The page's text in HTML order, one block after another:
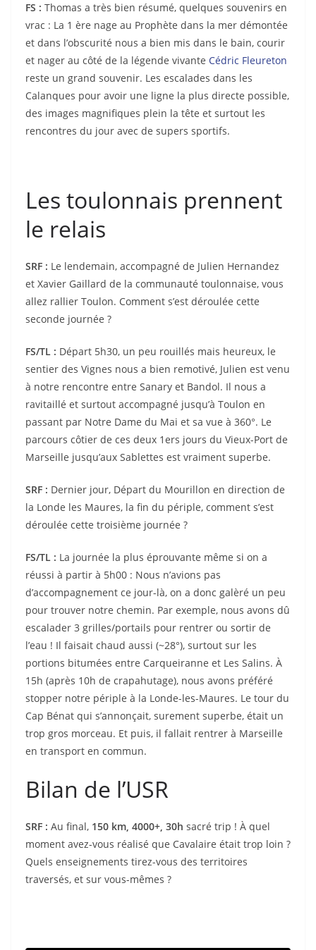
FS : Thomas a très bien résumé, quelques souvenirs en
vrac : La 1 ère nage au Prophète dans la mer démontée
et dans l’obscurité nous a bien mis dans le bain, courir
et nager au côté de la légende vivante Cédric Fleureton
reste un grand souvenir. Les escalades dans les
Calanques pour avoir une ligne la plus directe possible,
des images magnifiques plein la tête et surtout les
rencontres du jour avec de supers sportifs.
Les toulonnais prennent
le relais
SRF : Le lendemain, accompagné de Julien Hernandez
et Xavier Gaillard de la communauté toulonnaise, vous
allez rallier Toulon. Comment s’est déroulée cette
seconde journée ?
FS/TL : Départ 5h30, un peu rouillés mais heureux, le
sentier des Vignes nous a bien remotivé, Julien est venu
à notre rencontre entre Sanary et Bandol. Il nous a
ravitaillé et surtout accompagné jusqu’à Toulon en
passant par Notre Dame du Mai et sa vue à 360°. Le
parcours côtier de ces deux 1ers jours du Vieux-Port de
Marseille jusqu’aux Sablettes est vraiment superbe.
SRF : Dernier jour, Départ du Mourillon en direction de
la Londe les Maures, la fin du périple, comment s’est
déroulée cette troisième journée ?
FS/TL : La journée la plus éprouvante même si on a
réussi à partir à 5h00 : Nous n’avions pas
d’accompagnement ce jour-là, on a donc galèré un peu
pour trouver notre chemin. Par exemple, nous avons dû
escalader 3 grilles/portails pour rentrer ou sortir de
l’eau ! Il faisait chaud aussi (~28°), surtout sur les
portions bitumées entre Carqueiranne et Les Salins. À
15h (après 10h de crapahutage), nous avons préféré
stopper notre périple à la Londe-les-Maures. Le tour du
Cap Bénat qui s’annonçait, surement superbe, était un
trop gros morceau. Et puis, il fallait rentrer à Marseille
en transport en commun.
Bilan de l’USR
SRF : Au final, 150 km, 4000+, 30h sacré trip ! À quel
moment avez-vous réalisé que Cavalaire était trop loin ?
Quels enseignements tirez-vous des territoires
traversés, et sur vous-mêmes ?